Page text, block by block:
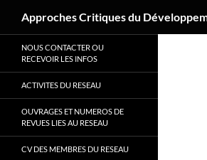
Aller
contenu
Approches Critiques du
NOUS CONTACTER OU
RECEVOIR LES INFOS
ACTIVITES DU RESEAU
OUVRAGES ET NUMEROS DE
REVUES LIES AU RESEAU
CV DES MEMBRES DU RESEAU